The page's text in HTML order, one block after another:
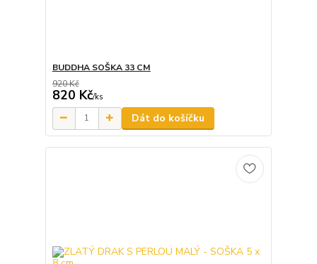
BUDDHA SOŠKA 33 CM
920 Kč
820 Kč/ks
Dát do košíčku